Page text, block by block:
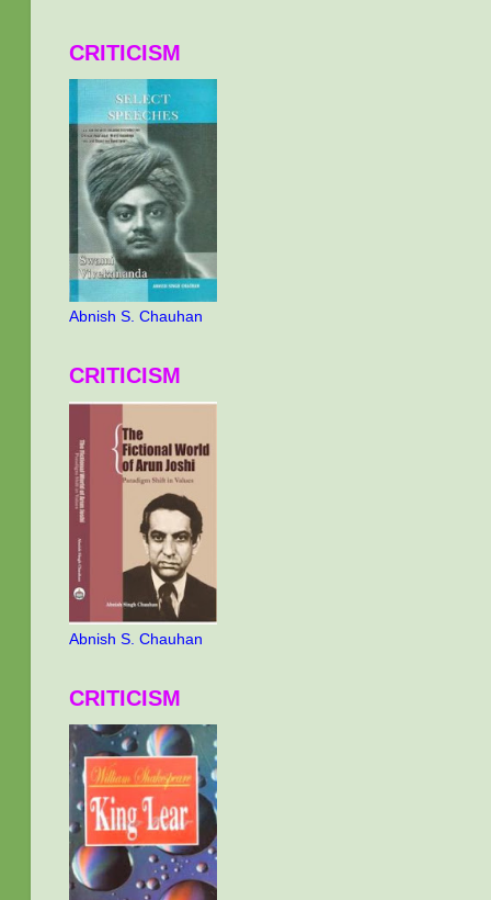
CRITICISM
Abnish S. Chauhan
CRITICISM
Abnish S. Chauhan
CRITICISM